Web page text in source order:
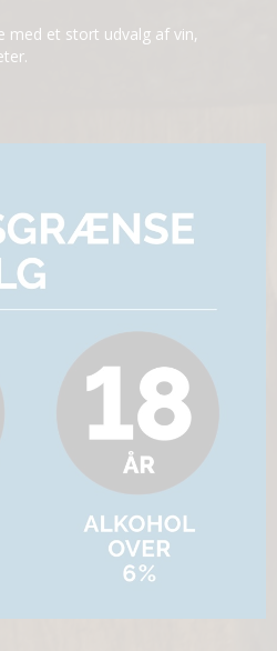
med et stort udvalg af vin,